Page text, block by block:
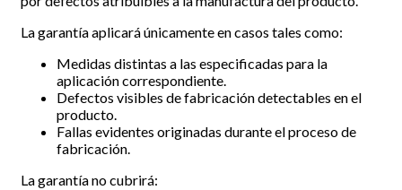
La garantía aplicará únicamente en casos tales como:
Medidas distintas a las especificadas para la
aplicación correspondiente.
Defectos visibles de fabricación detectables en el
producto.
Fallas evidentes originadas durante el proceso de
fabricación.
La garantía no cubrirá: